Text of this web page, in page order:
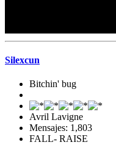
Silexcun
Bitchin' bug
Avril Lavigne
Mensajes: 1,803
FALL- RAISE